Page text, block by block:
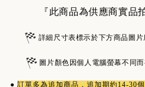
『此商品為供應商實品
詳細尺寸表標示於下方商品圖
圖片顏色因個人電腦螢幕不同
● 訂單多為追加商品 ，追加期約14-30